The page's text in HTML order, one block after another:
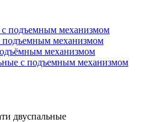
подъемным механизмом
подъемным механизмом
механизмом
с подъемным механизмом
двуспальные